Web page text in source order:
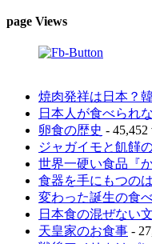
page Views
焼肉発祥は日本？
日本人が食べられ
卵食の歴史 - 45,452
ジャガイモと飢饉
世界一硬い食品『
食器を手にもつの
変わった誕生の食
日本食の混ぜない
天皇家のお食事 -